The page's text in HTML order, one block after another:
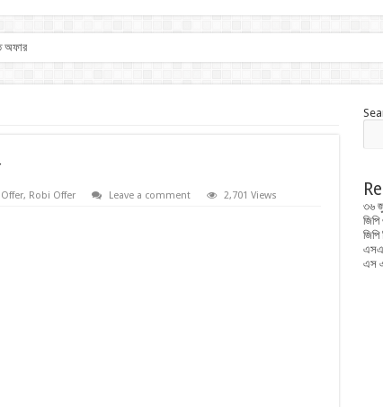
অফার
, Robi Offer Leave a comment 2,701 Views
৩৬
এস